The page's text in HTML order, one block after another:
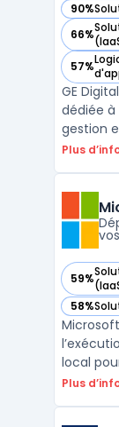
90%
— voir
66%
— voir
57%
— voir
GE
dédiée à
gestion
de vol ...
Plus
59%
— voir
58%
— voir
local
Plus